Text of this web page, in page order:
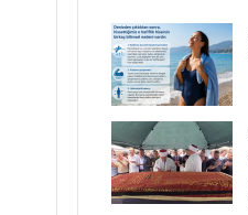
o
o
e
r